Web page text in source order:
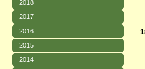
2018
2017
2016
2015
2014